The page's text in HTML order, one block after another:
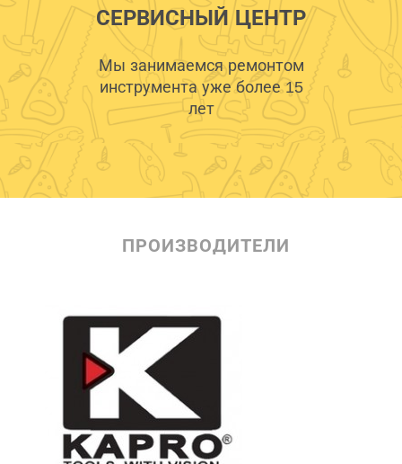
СЕРВИСНЫЙ ЦЕНТР
Мы занимаемся ремонтом
инструмента уже более 15
лет
ПРОИЗВОДИТЕЛИ